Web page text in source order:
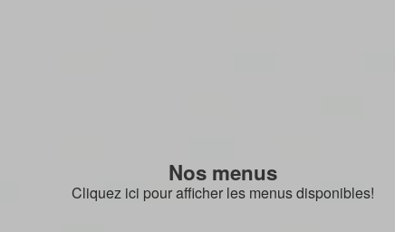
Nos menus
Cliquez ici pour afficher les menus disponibles!